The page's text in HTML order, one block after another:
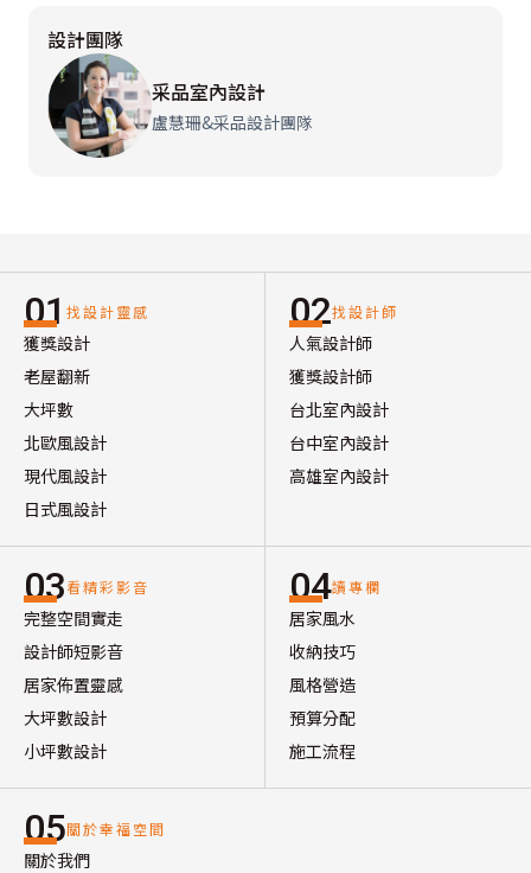
設計團隊
采品室內設計
盧慧珊&采品設計團隊
01 找設計靈感
獲獎設計
老屋翻新
大坪數
北歐風設計
現代風設計
日式風設計
02找設計師
人氣設計師
獲獎設計師
台北室內設計
台中室內設計
高雄室內設計
03看精彩影音
完整空間實走
設計師短影音
居家佈置靈感
大坪數設計
小坪數設計
04讀專欄
居家風水
收納技巧
風格營造
預算分配
施工流程
05關於幸福空間
關於我們